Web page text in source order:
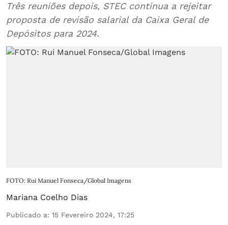
Três reuniões depois, STEC continua a rejeitar
proposta de revisão salarial da Caixa Geral de
Depósitos para 2024.
FOTO: Rui Manuel Fonseca/Global Imagens
Mariana Coelho Dias
Publicado a: 15 Fevereiro 2024, 17:25